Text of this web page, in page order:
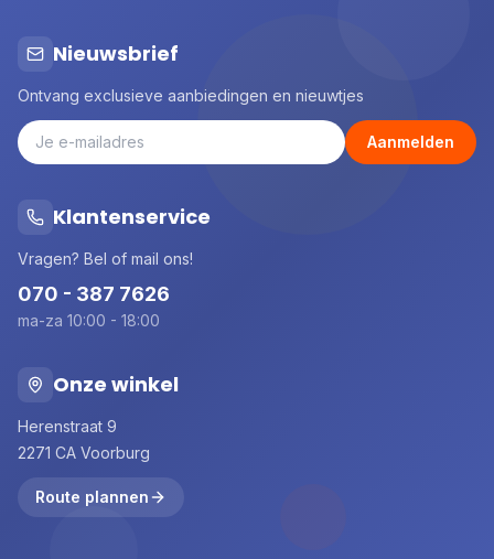
Nieuwsbrief
Ontvang exclusieve aanbiedingen en nieuwtjes
Aanmelden
Klantenservice
Vragen? Bel of mail ons!
070 - 387 7626
ma-za 10:00 - 18:00
Onze winkel
Herenstraat 9
2271 CA Voorburg
Route plannen